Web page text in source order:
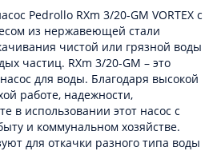
Pedrollo RXm 3/20-GM VORTEX с
из нержавеющей стали
чистой или грязной воды
частиц. RXm 3/20-GM – это
для воды. Благодаря высокой
работе, надежности,
в использовании этот насос с
и коммунальном хозяйстве.
для откачки разного типа воды